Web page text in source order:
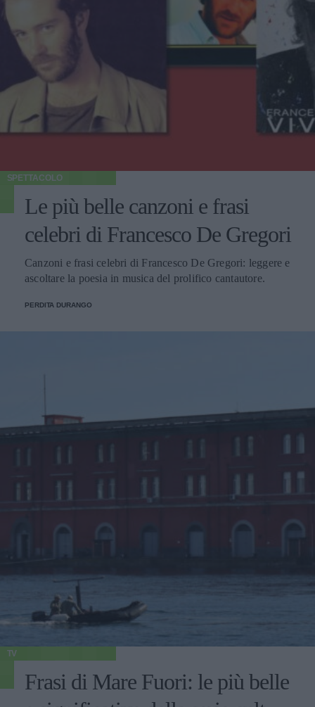
SPETTACOLO
Le più belle canzoni e frasi
celebri di Francesco De Gregori
Canzoni e frasi celebri di Francesco De Gregori: leggere e
ascoltare la poesia in musica del prolifico cantautore.
PERDITA DURANGO
TV
Frasi di Mare Fuori: le più belle